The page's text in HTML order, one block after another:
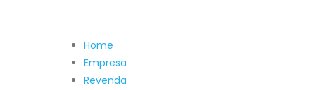
Home
Empresa
Revenda